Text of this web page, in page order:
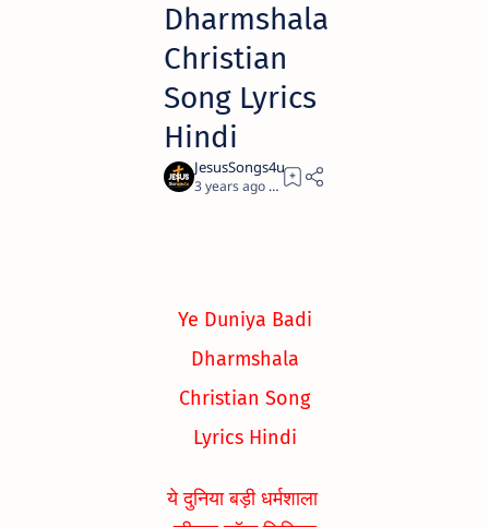
Dharmshala
Christian
Song Lyrics
Hindi
3 years ago 1
Ye Duniya Badi
Dharmshala
Christian Song
Lyrics Hindi
ये दुनिया बड़ी धर्मशाला